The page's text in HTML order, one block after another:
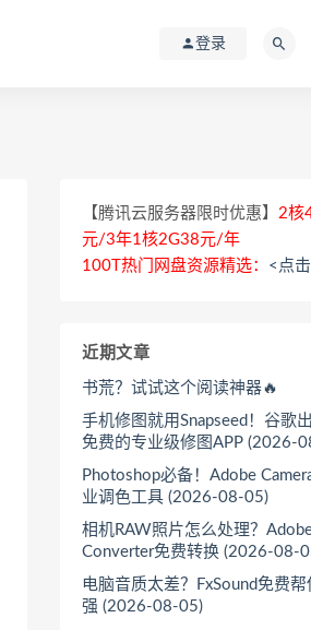
登录
【腾讯云服务器限时优惠】 2核
元/3年1核2G38元/年
100T热门网盘资源精选： <点
近期文章
书荒？试试这个阅读神器🔥
手机修图就用Snapseed！谷歌
免费的专业级修图APP (2026-
Photoshop必备！Adobe
业调色工具 (2026-08-05)
相机RAW照片怎么处理？
Converter免费转换 (2026-08-
电脑音质太差？FxSound免费帮
强 (2026-08-05)